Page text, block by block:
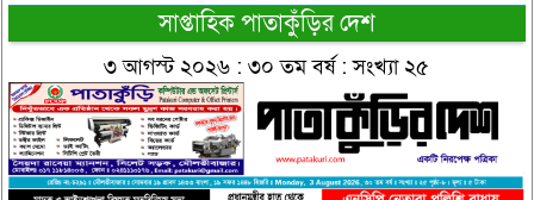
সাপ্তাহিক পাতাকুঁড়ির দেশ
৩ আগস্ট ২০২৬ : ৩০ তম বর্ষ : সংখ্যা ২৫